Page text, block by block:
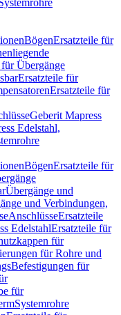
BögenErsatzteile für
Übergänge
Ersatzteile für
Ersatzteile für
Geberit Mapress
Edelstahl,
BögenErsatzteile für
Übergänge und
und Verbindungen,
AnschlüsseErsatzteile
EdelstahlErsatzteile für
für
für Rohre und
Befestigungen für
für
Systemrohre